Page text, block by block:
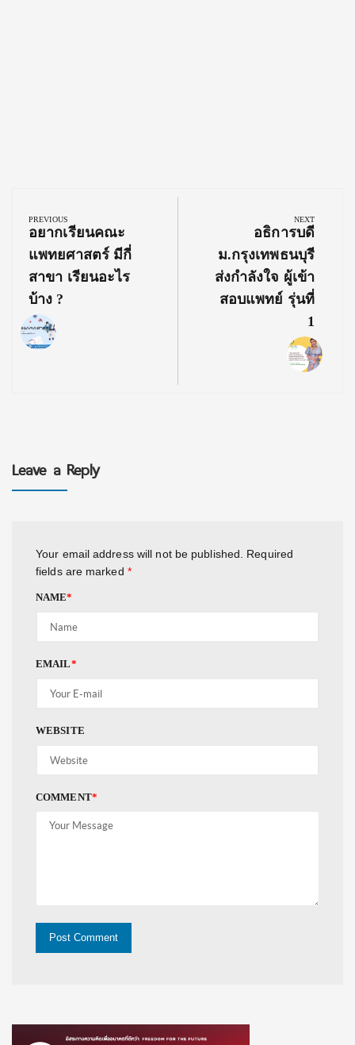
navigation
PREVIOUS
Previous
Post:
อยากเรียนคณะ
แพทยศาสตร์ มีกี่
สาขา เรียนอะไร
บ้าง ?
NEXT
Next
Post:
อธิการบดี
ม.กรุงเทพธนบุรี
ส่งกำลังใจ ผู้เข้า
สอบแพทย์ รุ่นที่
1
Leave a Reply
Your email address will not be published.
Required
fields are marked *
NAME*
EMAIL*
WEBSITE
COMMENT*